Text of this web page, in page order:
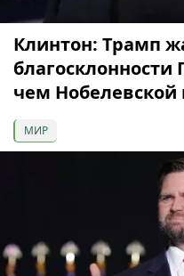
Клинтон: Трамп
чем
МИР